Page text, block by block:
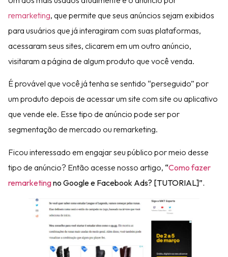
remarketing, que permite que seus anúncios sejam exibidos
para usuários que já interagiram com suas plataformas,
acessaram seus sites, clicarem em um outro anúncio,
visitaram a página de algum produto que você venda.
É provável que você já tenha se sentido “perseguido” por
um produto depois de acessar um site com site ou aplicativo
que vende ele. Esse tipo de anúncio pode ser por
segmentação de mercado ou remarketing.
Ficou interessado em engajar seu público por meio desse
tipo de anúncio? Então acesse nosso artigo, “Como fazer
remarketingno Google e Facebook Ads? [TUTORIAL]”.